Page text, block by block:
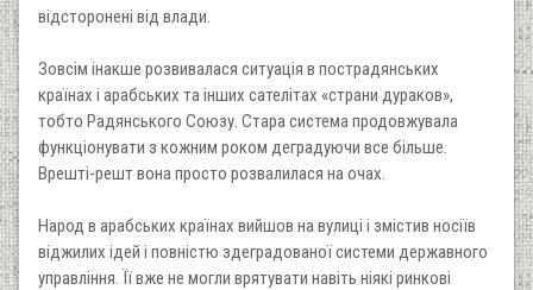
відсторонені від влади.
Зовсім інакше розвивалася ситуація в пострадянських
країнах і арабських та інших сателітах «страни дураков»,
тобто Радянського Союзу. Стара система продовжувала
функціонувати з кожним роком деградуючи все більше.
Врешті-решт вона просто розвалилася на очах.
Народ в арабських країнах вийшов на вулиці і змістив носіїв
віджилих ідей і повністю здеградованої системи державного
управління. Її вже не могли врятувати навіть ніякі ринкові